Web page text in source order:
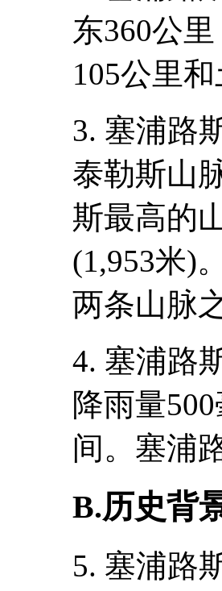
东360公
105公里
3. 塞浦路
泰勒斯山
斯最高的
(1,953米)
两条山脉
4. 塞浦路
降雨量
间。塞浦
B.历史背
5. 塞浦路